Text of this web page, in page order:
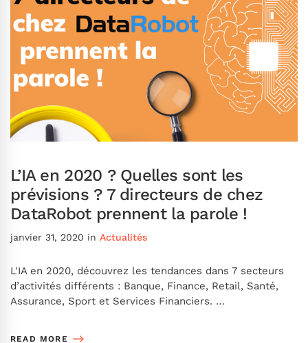
L’IA en 2020 ? Quelles sont les
prévisions ? 7 directeurs de chez
DataRobot prennent la parole !
janvier 31, 2020 in Actualités
L'IA en 2020, découvrez les tendances dans 7 secteurs
d’activités différents : Banque, Finance, Retail, Santé,
Assurance, Sport et Services Financiers. …
READ MORE